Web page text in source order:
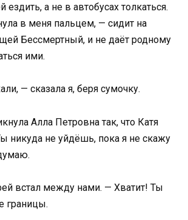
ездить, а не в автобусах толкаться.
в меня пальцем, — сидит на
Бессмертный, и не даёт родному
ими.
— сказала я, беря сумочку.
Алла Петровна так, что Катя
никуда не уйдёшь, пока я не скажу
встал между нами. — Хватит! Ты
границы.